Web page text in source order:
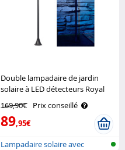
Double lampadaire de jardin
solaire à LED détecteurs Royal
169,90€ Prix conseillé
89,95€
Lampadaire solaire avec